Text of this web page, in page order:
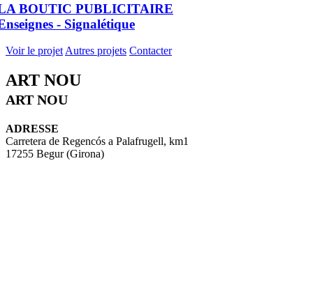
BOUTIC PUBLICITAIRE
- Signalétique
Voir le projet Autres projets Contacter
ART NOU
ART NOU
ADRESSE
Carretera de Regencós a Palafrugell, km1
17255 Begur (Girona)